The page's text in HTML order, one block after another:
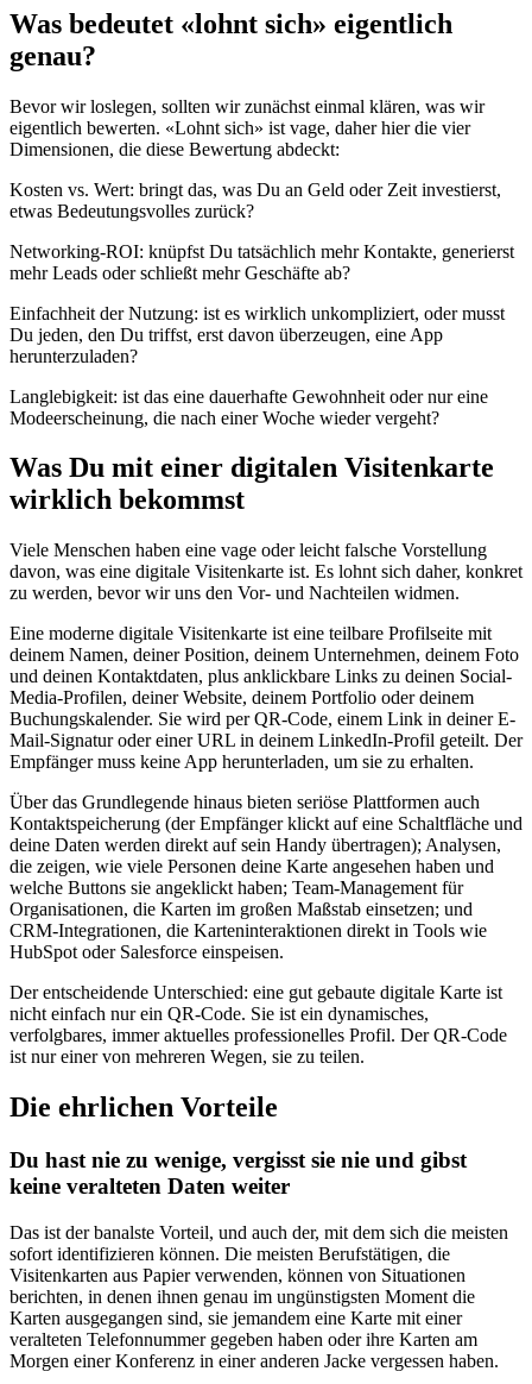
Was bedeutet «lohnt sich» eigentlich
genau?
Bevor wir loslegen, sollten wir zunächst einmal klären, was wir
eigentlich bewerten. «Lohnt sich» ist vage, daher hier die vier
Dimensionen, die diese Bewertung abdeckt:
Kosten vs. Wert: bringt das, was Du an Geld oder Zeit investierst,
etwas Bedeutungsvolles zurück?
Networking-ROI: knüpfst Du tatsächlich mehr Kontakte, generierst
mehr Leads oder schließt mehr Geschäfte ab?
Einfachheit der Nutzung: ist es wirklich unkompliziert, oder musst
Du jeden, den Du triffst, erst davon überzeugen, eine App
herunterzuladen?
Langlebigkeit: ist das eine dauerhafte Gewohnheit oder nur eine
Modeerscheinung, die nach einer Woche wieder vergeht?
Was Du mit einer digitalen Visitenkarte
wirklich bekommst
Viele Menschen haben eine vage oder leicht falsche Vorstellung
davon, was eine digitale Visitenkarte ist. Es lohnt sich daher, konkret
zu werden, bevor wir uns den Vor- und Nachteilen widmen.
Eine moderne digitale Visitenkarte ist eine teilbare Profilseite mit
deinem Namen, deiner Position, deinem Unternehmen, deinem Foto
und deinen Kontaktdaten, plus anklickbare Links zu deinen Social-
Media-Profilen, deiner Website, deinem Portfolio oder deinem
Buchungskalender. Sie wird per QR-Code, einem Link in deiner E-
Mail-Signatur oder einer URL in deinem LinkedIn-Profil geteilt. Der
Empfänger muss keine App herunterladen, um sie zu erhalten.
Über das Grundlegende hinaus bieten seriöse Plattformen auch
Kontaktspeicherung (der Empfänger klickt auf eine Schaltfläche und
deine Daten werden direkt auf sein Handy übertragen); Analysen,
die zeigen, wie viele Personen deine Karte angesehen haben und
welche Buttons sie angeklickt haben; Team-Management für
Organisationen, die Karten im großen Maßstab einsetzen; und
CRM-Integrationen, die Karteninteraktionen direkt in Tools wie
HubSpot oder Salesforce einspeisen.
Der entscheidende Unterschied: eine gut gebaute digitale Karte ist
nicht einfach nur ein QR-Code. Sie ist ein dynamisches,
verfolgbares, immer aktuelles professionelles Profil. Der QR-Code
ist nur einer von mehreren Wegen, sie zu teilen.
Die ehrlichen Vorteile
Du hast nie zu wenige, vergisst sie nie und gibst
keine veralteten Daten weiter
Das ist der banalste Vorteil, und auch der, mit dem sich die meisten
sofort identifizieren können. Die meisten Berufstätigen, die
Visitenkarten aus Papier verwenden, können von Situationen
berichten, in denen ihnen genau im ungünstigsten Moment die
Karten ausgegangen sind, sie jemandem eine Karte mit einer
veralteten Telefonnummer gegeben haben oder ihre Karten am
Morgen einer Konferenz in einer anderen Jacke vergessen haben.